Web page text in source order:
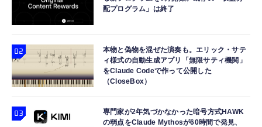
配プログラム」は終了
本物と偽物を混ぜた演奏も。エリック・サテ
ィ様式の自動生成アプリ「無限サティ機関」
をClaude Codeで作って公開した
（CloseBox）
専門家が2年気づかなかった暗号方式HAWK
の弱点をClaude Mythosが60時間で発見、